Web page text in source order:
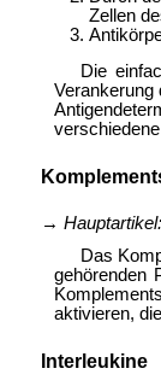
Zellen
Die
Verankerung
verschiedene
→ Hauptartikel:
Das
gehörenden
aktivieren,
Interleukine